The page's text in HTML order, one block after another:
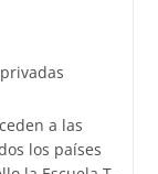
a las
los países